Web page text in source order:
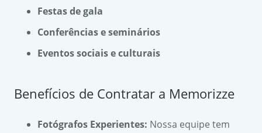
Festas de gala
Conferências e seminários
Eventos sociais e culturais
Benefícios de Contratar a Memorizze
Fotógrafos Experientes: Nossa equipe tem